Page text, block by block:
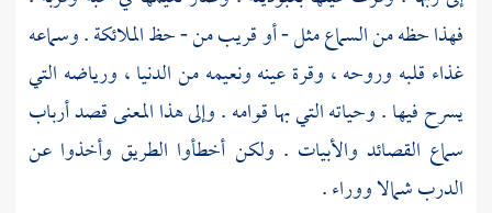
فهذا حظه من السماع مثل - أو قريب من - حظ الملائكة . وسماعه
غذاء قلبه وروحه ، وقرة عينه ونعيمه من الدنيا ، ورياضه التي
يسرح فيها . وحياته التي بها قوامه . وإلى هذا المعنى قصد أرباب
سماع القصائد والأبيات . ولكن أخطأوا الطريق وأخذوا عن
الدرب شمالا ووراء .